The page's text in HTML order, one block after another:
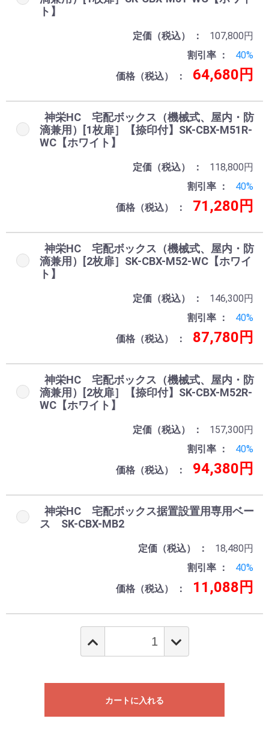
ト】
定価（税込）
107,800円
割引率
40%
価格（税込）
64,680円
神栄HC 宅配ボックス（機械式、屋内・防
滴兼用）[1枚扉］【捺印付】SK-CBX-M51R-
WC【ホワイト】
定価（税込）
118,800円
割引率
40%
価格（税込）
71,280円
神栄HC 宅配ボックス（機械式、屋内・防
滴兼用）[2枚扉］SK-CBX-M52-WC【ホワイ
ト】
定価（税込）
146,300円
割引率
40%
価格（税込）
87,780円
神栄HC 宅配ボックス（機械式、屋内・防
滴兼用）[2枚扉］【捺印付】SK-CBX-M52R-
WC【ホワイト】
定価（税込）
157,300円
割引率
40%
価格（税込）
94,380円
神栄HC 宅配ボックス据置設置用専用ベー
ス SK-CBX-MB2
定価（税込）
18,480円
割引率
40%
価格（税込）
11,088円
カートに入れる